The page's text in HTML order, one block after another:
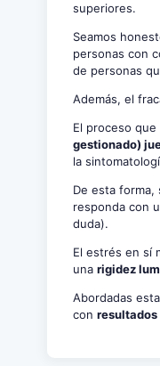
superiores.
Seamos
personas con
de personas
Además, el
El proceso
gestionado)
la
De esta
responda con
duda).
El estrés en sí
unarigidez
Abordadas
conresultados